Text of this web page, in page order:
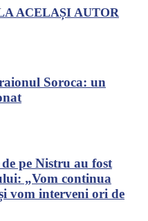
ACELAȘI AUTOR
Soroca: un
pe Nistru au fost
„Vom continua
vom interveni ori de